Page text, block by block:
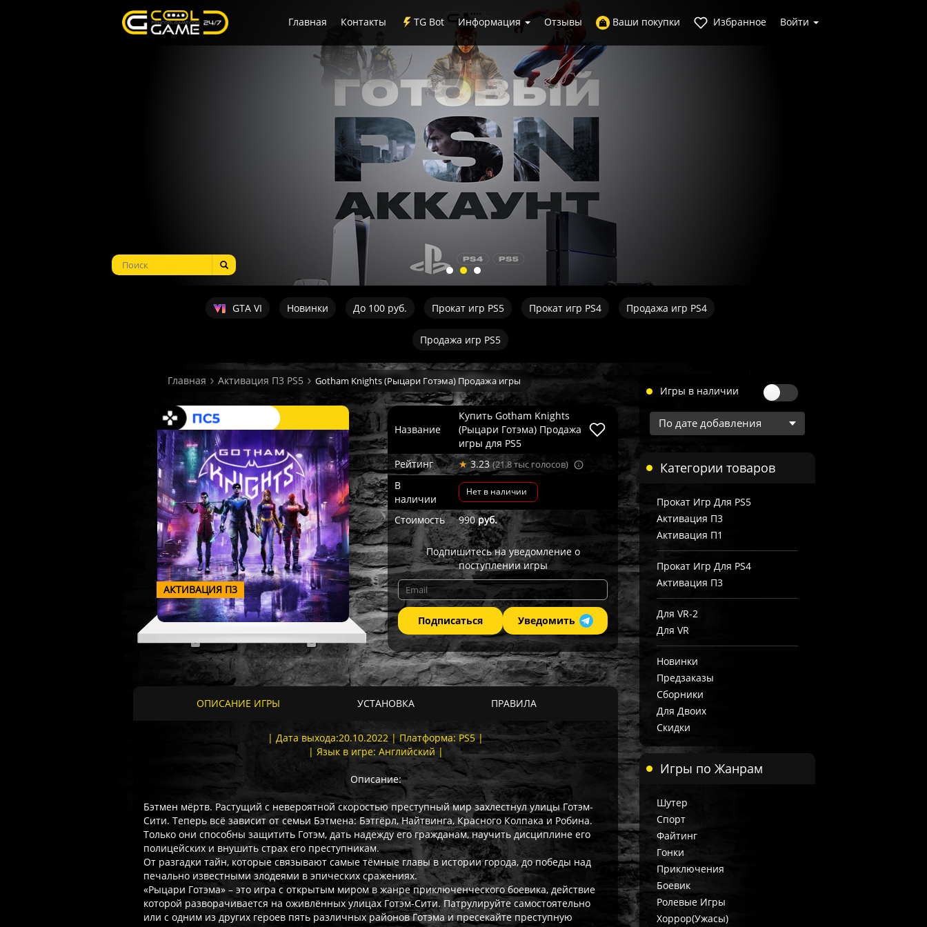
Главная Контакты TG Bot Информация Отзывы Ваши покупки Избранное Войти
GTA VI Новинки До 100 руб. Прокат игр PS5 Прокат игр PS4 Продажа игр PS4
Продажа игр PS5
Главная Активация П3 PS5 Gotham Knights (Рыцари Готэма) Продажа игры
АКТИВАЦИЯ П3
Название
Купить Gotham Knights
(Рыцари Готэма) Продажа
игры для PS5
Рейтинг
★3.23(21.8 тыс голосов)
В
наличии
Нет в наличии
Стоимость 990руб.
Подпишитесь на уведомление о
поступлении игры
Подписаться Уведомить
ОПИСАНИЕ ИГРЫ УСТАНОВКА ПРАВИЛА
| Дата выхода:20.10.2022 | Платформа: PS5 |
| Язык в игре: Английский |
Описание:
Бэтмен мёртв. Растущий с невероятной скоростью преступный мир захлестнул улицы Готэм-
Сити. Теперь всё зависит от семьи Бэтмена: Бэтгёрл, Найтвинга, Красного Колпака и Робина.
Только они способны защитить Готэм, дать надежду его гражданам, научить дисциплине его
полицейских и внушить страх его преступникам.
От разгадки тайн, которые связывают самые тёмные главы в истории города, до победы над
печально известными злодеями в эпических сражениях.
«Рыцари Готэма» – это игра с открытым миром в жанре приключенческого боевика, действие
которой разворачивается на оживлённых улицах Готэм-Сити. Патрулируйте самостоятельно
или с одним из других героев пять различных районов Готэма и пресекайте преступную
Игры в наличии
Категории товаров
Прокат Игр Для PS5
Активация П3
Активация П1
Прокат Игр Для PS4
Активация П3
Для VR-2
Для VR
Новинки
Предзаказы
Сборники
Для Двоих
Скидки
Игры по Жанрам
Шутер
Спорт
Файтинг
Гонки
Приключения
Боевик
Ролевые Игры
Хоррор(Ужасы)